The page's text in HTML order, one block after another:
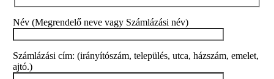
Név (Megrendelő neve vagy Számlázási név)
Számlázási cím: (irányítószám, település, utca, házszám, emelet,
ajtó.)